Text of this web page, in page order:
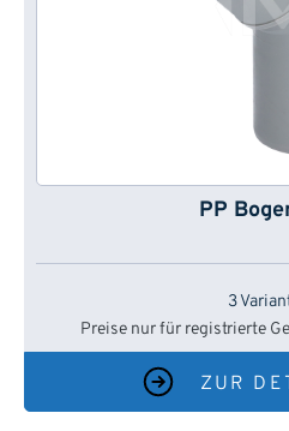
PP
3
Preise nur für registrierte
ZUR